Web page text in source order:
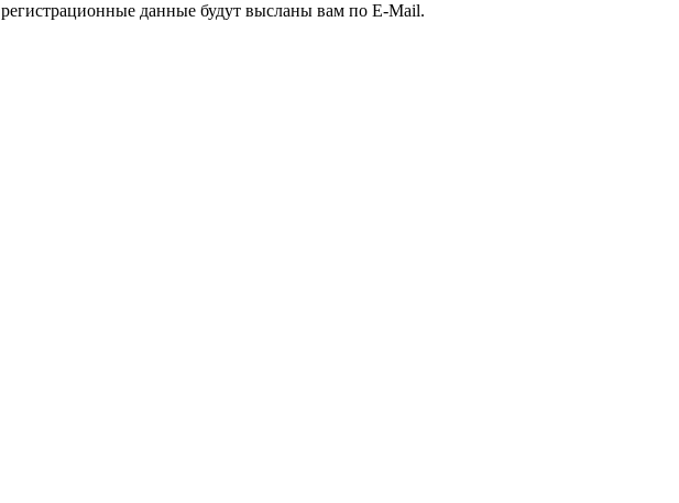
данные будут высланы вам по E-Mail.